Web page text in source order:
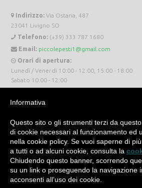
Indirizzo: Via Ostaria, 487
23041 Livigno SO
Telefono: (+39) 333 787 1680
Email: piccolepesti1@gmail.com
Orari di apertura:
Lunedì / Venerdi 10:00 - 12:00, 15:00 - 18:00
Sabato 10:00 - 12:00
Piccole Pesti Livigno © 2024 Tutti i diritti
Made with by
Informativa
Questo sito o gli strumenti terzi da
di cookie necessari al funzionamento ed
nella cookie policy. Se vuoi saperne di
a tutti o ad alcuni cookie, consulta la
Chiudendo questo banner, scorrendo
su un link o proseguendo la navigazione
acconsenti all’uso dei cookie.